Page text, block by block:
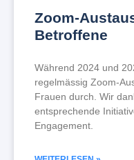
Zoom-
Betroffene
Während 2024 und
regelmässig Zoom-
Frauen durch. Wir
entsprechende
Engagement.